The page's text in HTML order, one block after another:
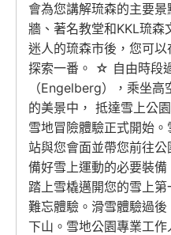
會為您講解琉森的主要
牆、著名教堂和KKL琉
迷人的琉森市後，您可
探索一番。 ☆ 自由時段
（Engelberg），乘坐
的美景中， 抵達雪上公
雪地冒險體驗正式開始
站與您會面並帶您前往
備好雪上運動的必要裝備
踏上雪橇邁開您的雪上
難忘體驗。滑雪體驗過
下山。雪地公園專業工